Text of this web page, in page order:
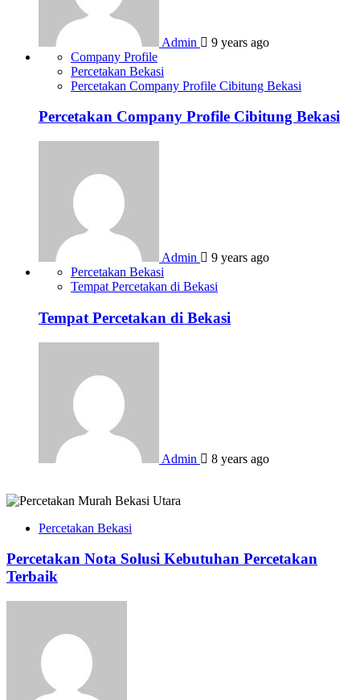
Admin
9 years ago
Company Profile
Percetakan Bekasi
Percetakan Company Profile Cibitung Bekasi
Percetakan Company Profile Cibitung Bekasi
Admin
9 years ago
Percetakan Bekasi
Tempat Percetakan di Bekasi
Tempat Percetakan di Bekasi
Admin 8 years ago
Percetakan Bekasi
Percetakan Nota Solusi Kebutuhan Percetakan
Terbaik